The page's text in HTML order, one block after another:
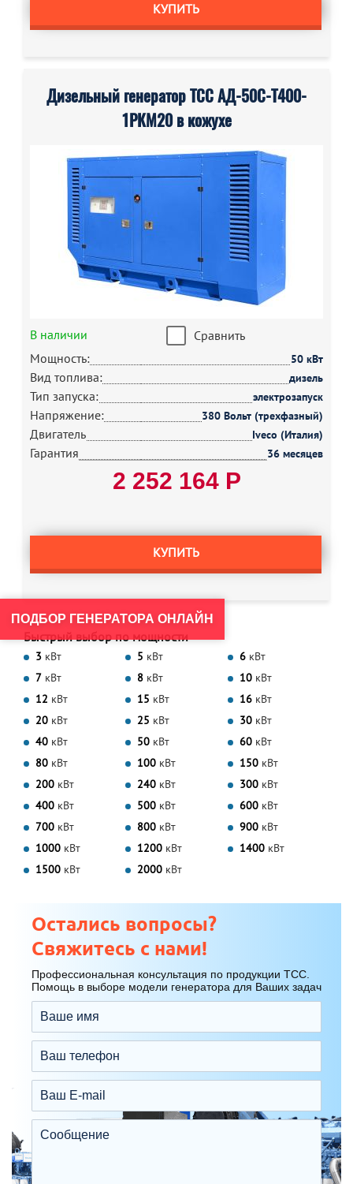
КУПИТЬ
Дизельный генератор ТСС АД-50С-Т400-
1РКМ20 в кожухе
В наличии
Сравнить
Мощность:
50 кВт
Вид топлива: дизель
Тип запуска: электрозапуск
Напряжение: 380 Вольт (трехфазный)
Двигатель Iveco (Италия)
Гарантия 36 месяцев
2 252 164 Р
КУПИТЬ
Быстрый выбор по мощности
3 кВт 5 кВт 6 кВт
7 кВт 8 кВт 10 кВт
12 кВт 15 кВт 16 кВт
20 кВт 25 кВт 30 кВт
40 кВт 50 кВт 60 кВт
80 кВт 100 кВт 150 кВт
200 кВт 240 кВт 300 кВт
400 кВт 500 кВт 600 кВт
700 кВт 800 кВт 900 кВт
1000 кВт 1200 кВт 1400 кВт
1500 кВт 2000 кВт
Остались вопросы?
Свяжитесь с нами!
Профессиональная консультация по продукции ТСС.
Помощь в выборе модели генератора для Ваших задач
ПОДБОР ГЕНЕРАТОРА ОНЛАЙН